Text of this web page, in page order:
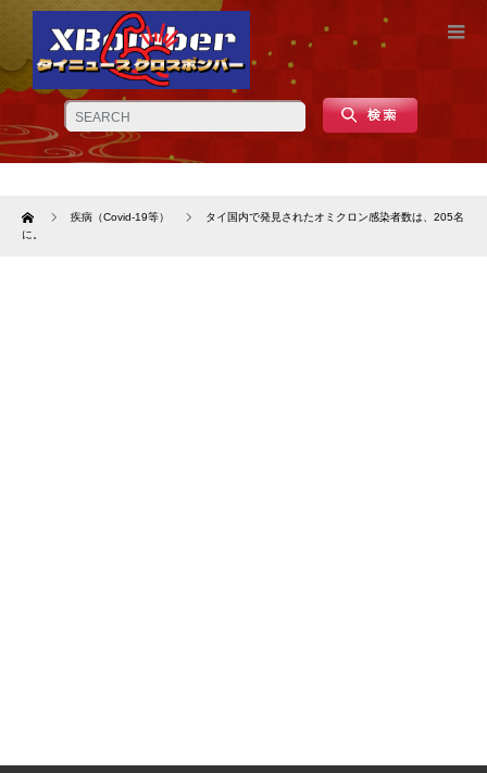
Home 疾病（Covid-19等）
タイ国内で発見されたオミクロン感染者数は、205名
に。